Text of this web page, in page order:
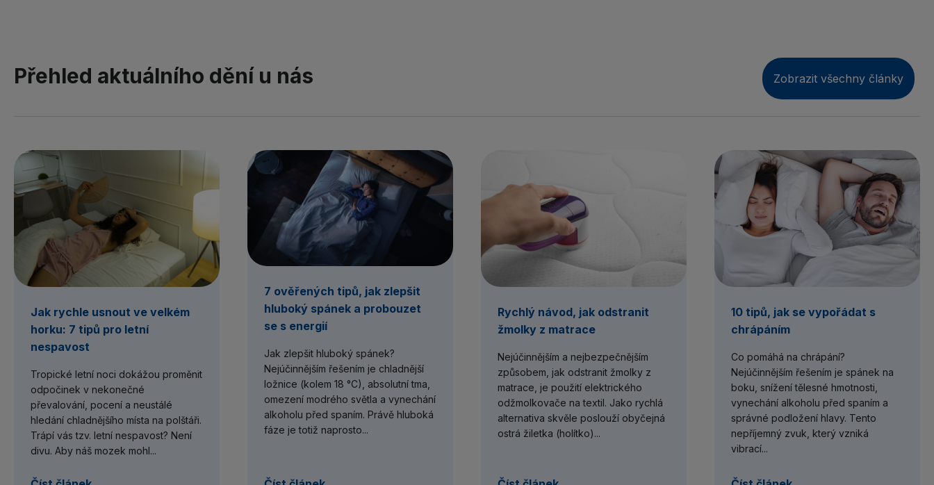
Přehled aktuálního dění u nás Zobrazit všechny články
Jak rychle usnout ve velkém
horku: 7 tipů pro letní
nespavost
Tropické letní noci dokážou proměnit
odpočinek v nekonečné
převalování, pocení a neustálé
hledání chladnějšího místa na polštáři.
Trápí vás tzv. letní nespavost? Není
divu. Aby náš mozek mohl...
7 ověřených tipů, jak zlepšit
hluboký spánek a probouzet
se s energií
Jak zlepšit hluboký spánek?
Nejúčinnějším řešením je chladnější
ložnice (kolem 18 °C), absolutní tma,
omezení modrého světla a vynechání
alkoholu před spaním. Právě hluboká
fáze je totiž naprosto...
Rychlý návod, jak odstranit
žmolky z matrace
Nejúčinnějším a nejbezpečnějším
způsobem, jak odstranit žmolky z
matrace, je použití elektrického
odžmolkovače na textil. Jako rychlá
alternativa skvěle poslouží obyčejná
ostrá žiletka (holítko)...
10 tipů, jak se vypořádat s
chrápáním
Co pomáhá na chrápání?
Nejúčinnějším řešením je spánek na
boku, snížení tělesné hmotnosti,
vynechání alkoholu před spaním a
správné podložení hlavy. Tento
nepříjemný zvuk, který vzniká
vibrací...